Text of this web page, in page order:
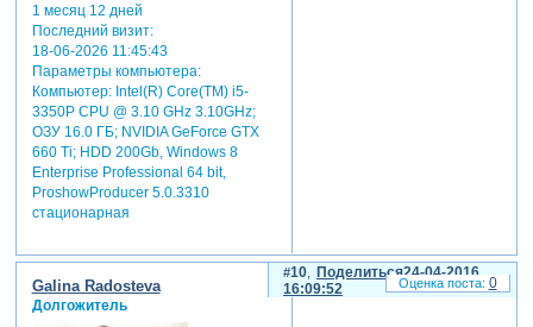
1 месяц 12 дней
Последний визит:
18-06-2026 11:45:43
Параметры компьютера:
Компьютер: Intel(R) Core(TM) i5-
3350P CPU @ 3.10 GHz 3.10GHz;
ОЗУ 16.0 ГБ; NVIDIA GeForce GTX
660 Ti; HDD 200Gb, Windows 8
Enterprise Professional 64 bit,
ProshowProducer 5.0.3310
стационарная
Поделиться
10
24-04-2016
16:09:52
Galina Radosteva
Долгожитель
0